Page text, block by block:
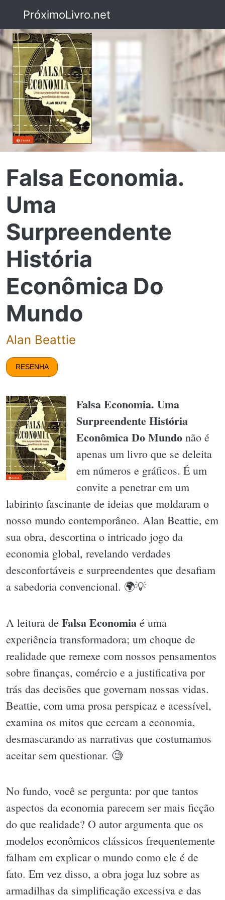
PróximoLivro.net
Falsa Economia.
Uma
Surpreendente
História
Econômica Do
Mundo
Alan Beattie
RESENHA
Falsa Economia. Uma
Surpreendente História
Econômica Do Mundo não é
apenas um livro que se deleita
em números e gráficos. É um
convite a penetrar em um
labirinto fascinante de ideias que moldaram o
nosso mundo contemporâneo. Alan Beattie, em
sua obra, descortina o intricado jogo da
economia global, revelando verdades
desconfortáveis e surpreendentes que desafiam
a sabedoria convencional. 🌍💡
A leitura de Falsa Economia é uma
experiência transformadora; um choque de
realidade que remexe com nossos pensamentos
sobre finanças, comércio e a justificativa por
trás das decisões que governam nossas vidas.
Beattie, com uma prosa perspicaz e acessível,
examina os mitos que cercam a economia,
desmascarando as narrativas que costumamos
aceitar sem questionar. 🧐
No fundo, você se pergunta: por que tantos
aspectos da economia parecem ser mais ficção
do que realidade? O autor argumenta que os
modelos econômicos clássicos frequentemente
falham em explicar o mundo como ele é de
fato. Em vez disso, a obra joga luz sobre as
armadilhas da simplificação excessiva e das